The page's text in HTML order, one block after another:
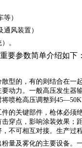
）
风装置）
。
要参数简单介绍如下：
型的，有的则结合在一
动力。一般高压发生器
喷枪高压调整到
的关键部件，枪体必须
穿点，影响涂装效果；
不可相互对接。生产过
量及雾化的主要设备。